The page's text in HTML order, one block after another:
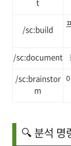
t
/sc:build
/sc:document
/sc:brainstor
m
🔍 분석 명